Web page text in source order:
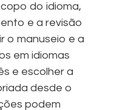
do idioma,
e a revisão
o manuseio e a
em idiomas
e escolher a
desde o
podem